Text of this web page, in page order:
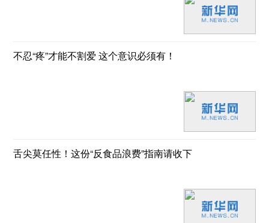
不忍“疼”才能不割爱 这个意识必须有！
舌尖莫任性！这份“反食品浪费”指南请收下